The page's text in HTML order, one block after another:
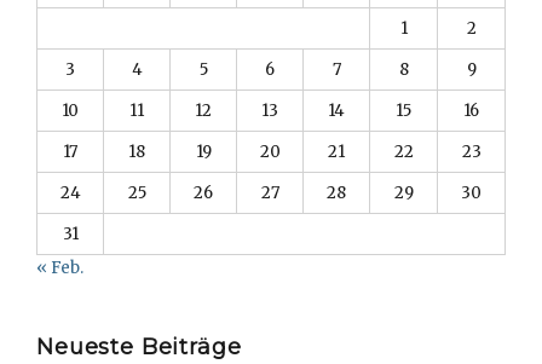
1
2
3
4 5 6 7 8
9
10
11 12 13 14 15
16
17
18 19 20 21 22
23
24
25 26 27 28 29
30
31
« Feb.
Neueste Beiträge